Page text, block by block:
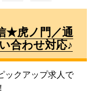
★虎ノ門／通
合わせ対応♪
ックアップ求人で